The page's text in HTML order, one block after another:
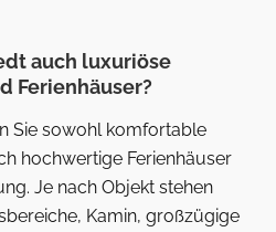
auch luxuriöse
Ferienhäuser?
Sie sowohl komfortable
hochwertige Ferienhäuser
Je nach Objekt stehen
Kamin, großzügige